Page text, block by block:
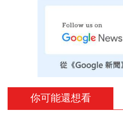
你可能還想看